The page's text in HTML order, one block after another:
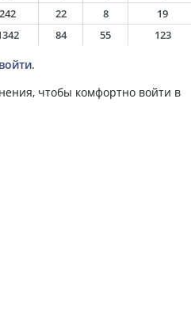
242 22 8 19
84 55 123
войти.
чтобы комфортно войти в